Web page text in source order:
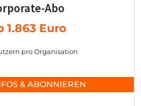
Abo
1.863 Euro
pro Organisation
& ABONNIEREN